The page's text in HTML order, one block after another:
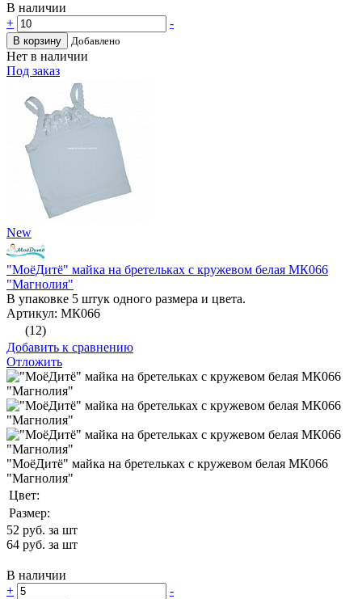
В наличии
+
-
В корзину Добавлено
Нет в наличии
Под заказ
New
"МоёДитё" майка на бретельках с кружевом белая МК066
"Магнолия"
В упаковке 5 штук одного размера и цвета.
Артикул: МК066
(12)
Добавить к сравнению
Отложить
"МоёДитё" майка на бретельках с кружевом белая МК066
"Магнолия"
Цвет:
Размер:
52 руб. за шт
64 руб. за шт
В наличии
+
-